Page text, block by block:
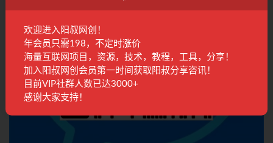
欢迎进入阳叔网创！
年会员只需198，不定时涨价
海量互联网项目，资源，技术，教程，工具，分享！
加入阳叔网创会员第一时间获取阳叔分享咨讯！
目前VIP社群人数已达3000+
感谢大家支持！